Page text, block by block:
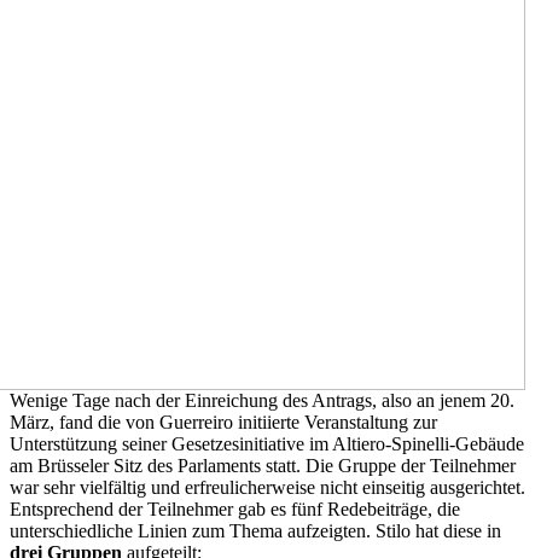
Wenige Tage nach der Einreichung des Antrags, also an jenem 20.
März, fand die von Guerreiro initiierte Veranstaltung zur
Unterstützung seiner Gesetzesinitiative im Altiero-Spinelli-Gebäude
am Brüsseler Sitz des Parlaments statt. Die Gruppe der Teilnehmer
war sehr vielfältig und erfreulicherweise nicht einseitig ausgerichtet.
Entsprechend der Teilnehmer gab es fünf Redebeiträge, die
unterschiedliche Linien zum Thema aufzeigten. Stilo hat diese in
drei Gruppen aufgeteilt: